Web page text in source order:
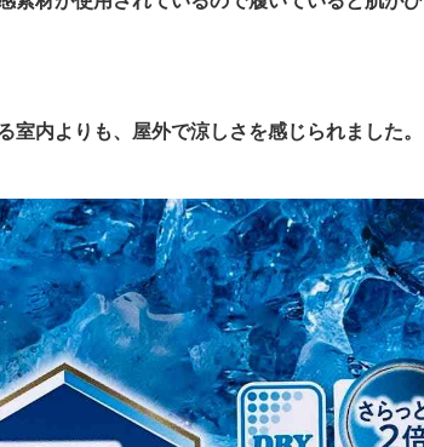
室内よりも、屋外で涼しさを感じられました。